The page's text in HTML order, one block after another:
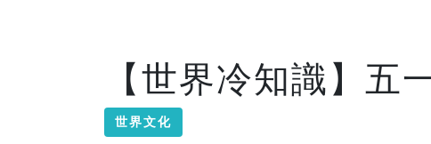
【世界冷知識】五
世界文化